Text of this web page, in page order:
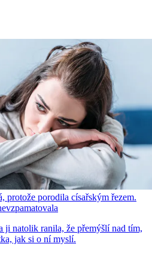
protože porodila císařským řezem.
ji natolik ranila, že přemýšlí nad tím,
jak si o ní myslí.